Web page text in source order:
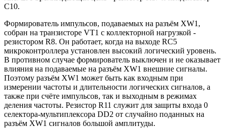
C10.
Формирователь импульсов, подаваемых на разъём XW1,
собран на транзисторе VT1 с коллекторной нагрузкой -
резистором R8. Он работает, когда на выходе RC5
микроконтроллера установлен высокий логический уровень.
В противном случае формирователь выключен и не оказывает
влияния на подаваемые на разъём XW1 внешние сигналы.
Поэтому разъём XW1 может быть как входным при
измерении частоты и длительности логических сигналов, а
также при счёте импульсов, так и выходным в режимах
деления частоты. Резистор R11 служит для защиты входа 0
селектора-мультиплексора DD2 от случайно поданных на
разъём XW1 сигналов большой амплитуды.